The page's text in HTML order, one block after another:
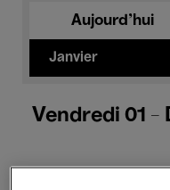
Aujourd'hui
Janvier
Vendredi 01 -